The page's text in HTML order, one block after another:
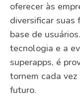
oferecer às
diversificar suas
base de
tecnologia e a
superapps, é
tornem cada
futuro.